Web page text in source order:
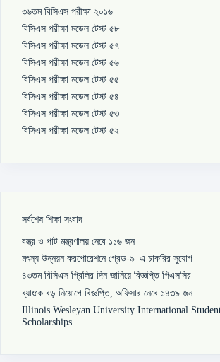
৩৬তম বিসিএস পরীক্ষা ২০১৬
বিসিএস পরীক্ষা মডেল টেস্ট ৫৮
বিসিএস পরীক্ষা মডেল টেস্ট ৫৭
বিসিএস পরীক্ষা মডেল টেস্ট ৫৬
বিসিএস পরীক্ষা মডেল টেস্ট ৫৫
বিসিএস পরীক্ষা মডেল টেস্ট ৫৪
বিসিএস পরীক্ষা মডেল টেস্ট ৫৩
বিসিএস পরীক্ষা মডেল টেস্ট ৫২
সর্বশেষ শিক্ষা সংবাদ
বস্ত্র ও পাট মন্ত্রণালয় নেবে ১১৬ জন
মৎস্য উন্নয়ন করপোরেশনে গ্রেড-৯–এ চাকরির সুযোগ
৪৩তম বিসিএস প্রিলির দিন জানিয়ে বিজ্ঞপ্তি পিএসসির
ব্যাংকে বড় নিয়োগে বিজ্ঞপ্তি, অফিসার নেবে ১৪৩৯ জন
Illinois Wesleyan University International
Scholarships